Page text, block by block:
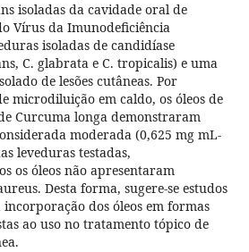
isoladas da cavidade oral de
Vírus da Imunodeficiência
isoladas de candidíase
C. glabrata e C. tropicalis) e uma
de lesões cutâneas. Por
microdiluição em caldo, os óleos de
Curcuma longa demonstraram
moderada (0,625 mg mL-
leveduras testadas,
os óleos não apresentaram
Desta forma, sugere-se estudos
dos óleos em formas
ao uso no tratamento tópico de